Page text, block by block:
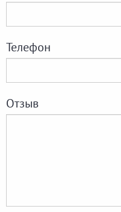
Телефон
Отзыв